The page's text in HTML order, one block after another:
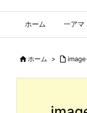
ホーム 一アマ
ホーム > 